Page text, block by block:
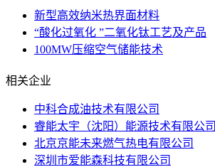
新型高效纳米热界面材料
“酸化过氧化 ”二氧化钛工艺及产品
100MW压缩空气储能技术
相关企业
中科合成油技术有限公司
睿能太宇（沈阳）能源技术有限公司
北京京能未来燃气热电有限公司
深圳市爱能森科技有限公司